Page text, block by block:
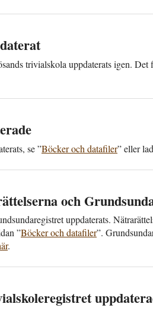
trivial­skola upp­daterats igen.
se ”Böcker och datafiler” eller
och
upp­daterats.
”Böcker och data­filer”.
.